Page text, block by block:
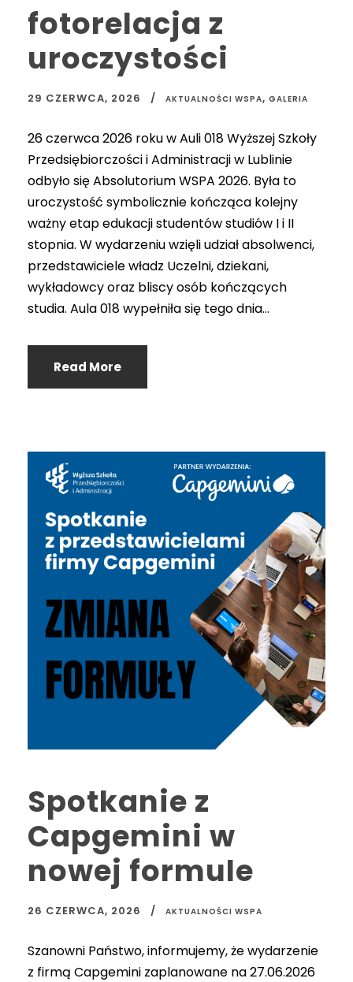
fotorelacja z
uroczystości
29 CZERWCA, 2026 AKTUALNOŚCI WSPA, GALERIA
26 czerwca 2026 roku w Auli 018 Wyższej Szkoły
Przedsiębiorczości i Administracji w Lublinie
odbyło się Absolutorium WSPA 2026. Była to
uroczystość symbolicznie kończąca kolejny
ważny etap edukacji studentów studiów I i II
stopnia. W wydarzeniu wzięli udział absolwenci,
przedstawiciele władz Uczelni, dziekani,
wykładowcy oraz bliscy osób kończących
studia. Aula 018 wypełniła się tego dnia...
Read More
Spotkanie z
Capgemini w
nowej formule
26 CZERWCA, 2026 AKTUALNOŚCI WSPA
Szanowni Państwo, informujemy, że wydarzenie
z firmą Capgemini zaplanowane na 27.06.2026